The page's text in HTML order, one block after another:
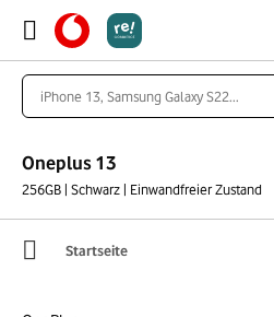
Oneplus 13
256GB | Schwarz | Einwandfreier Zustand
Startseite